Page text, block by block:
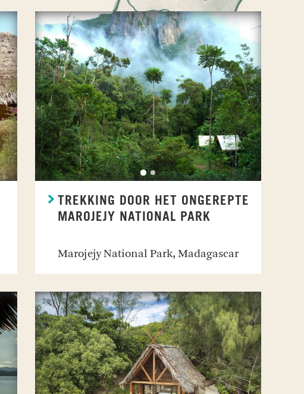
TREKKING DOOR HET ONGEREPTE
MAROJEJY NATIONAL PARK
Marojejy National Park, Madagascar